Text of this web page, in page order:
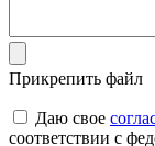
Прикрепить файл
Даю свое
соответствии с